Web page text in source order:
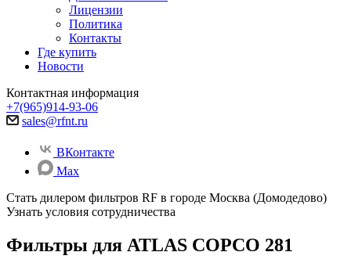
Лицензии
Политика
Контакты
Где купить
Новости
Контактная информация
+7(965)914-93-06
sales@rfnt.ru
ВКонтакте
Max
Стать дилером фильтров RF в городе Москва (Домодедово)
Узнать условия сотрудничества
Фильтры для ATLAS COPCO 281